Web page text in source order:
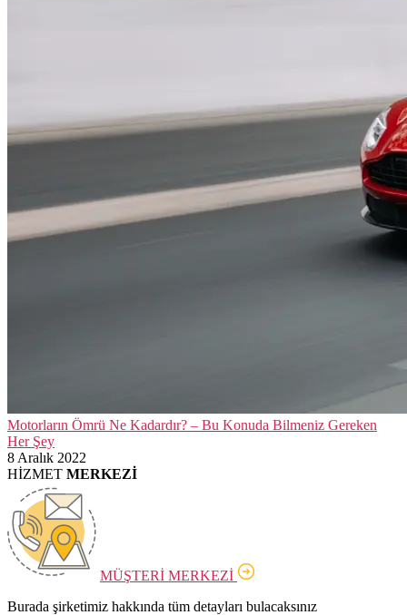
Motorların Ömrü Ne Kadardır? – Bu Konuda Bilmeniz Gereken
Her Şey
8 Aralık 2022
HİZMET MERKEZİ
MÜŞTERİ MERKEZİ
Burada şirketimiz hakkında tüm detayları bulacaksınız